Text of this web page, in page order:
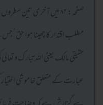
صفحہ: ۸۲ میں آخری تین
مطلب اقتدار کا چھینا ہوا حق‘
حقیقی مالک یعنی اللہ تبارک
عبارت کے متعلق خاموشی